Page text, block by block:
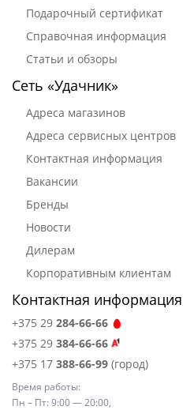
Подарочный сертификат
Справочная информация
Статьи и обзоры
Сеть «Удачник»
Адреса магазинов
Адреса сервисных центров
Контактная информация
Вакансии
Бренды
Новости
Дилерам
Корпоративным клиентам
Контактная информация
+375 29 284-66-66
+375 29 384-66-66
+375 17 388-66-99 (город)
Время работы:
Пн – Пт: 9:00 — 20:00,